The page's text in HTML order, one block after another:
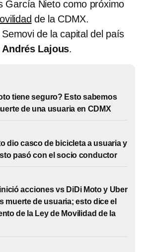
García Nieto como próximo
de la CDMX.
de la capital del país
Andrés Lajous.
tiene seguro? Esto sabemos
de una usuaria en CDMX
dio casco de bicicleta a usuaria y
pasó con el socio conductor
acciones vs DiDi Moto y Uber
muerte de usuaria; esto dice el
de la Ley de Movilidad de la